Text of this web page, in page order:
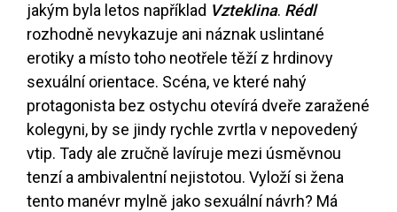
jakým byla letos například Vzteklina. Rédl
rozhodně nevykazuje ani náznak uslintané
erotiky a místo toho neotřele těží z hrdinovy
sexuální orientace. Scéna, ve které nahý
protagonista bez ostychu otevírá dveře zaražené
kolegyni, by se jindy rychle zvrtla v nepovedený
vtip. Tady ale zručně lavíruje mezi úsměvnou
tenzí a ambivalentní nejistotou. Vyloží si žena
tento manévr mylně jako sexuální návrh? Má